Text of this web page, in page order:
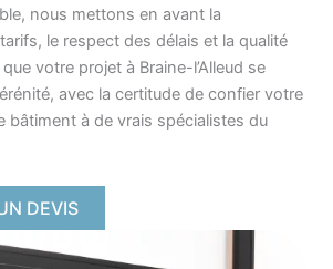
nous mettons en avant la
le respect des délais et la qualité
votre projet à Braine-l’Alleud se
avec la certitude de confier votre
bâtiment à de vrais spécialistes du
DEVIS